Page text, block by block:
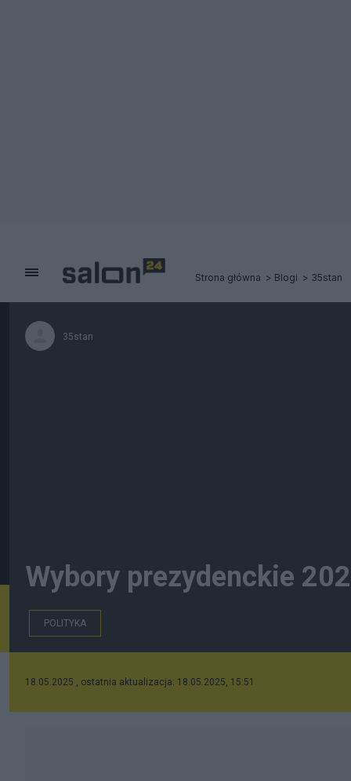
Strona główna Blogi 35stan
35stan
Wybory prezydenckie
POLITYKA
18.05.2025 , ostatnia aktualizacja: 18.05.2025, 15:51